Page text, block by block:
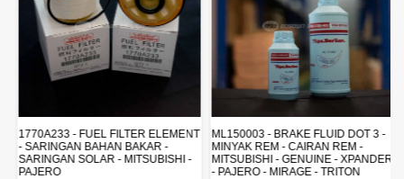
1770A233 - FUEL FILTER ELEMENT
- SARINGAN BAHAN BAKAR -
SARINGAN SOLAR - MITSUBISHI -
PAJERO
ML150003 - BRAKE FLUID DOT 3 -
MINYAK REM - CAIRAN REM -
MITSUBISHI - GENUINE - XPANDER
- PAJERO - MIRAGE - TRITON